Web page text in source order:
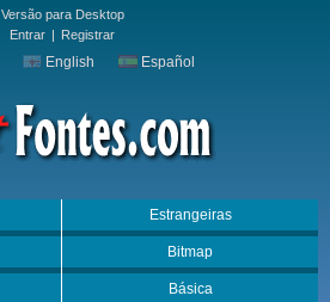
Versão para Desktop
Entrar | Registrar
English Español
Estrangeiras
Bitmap
Básica